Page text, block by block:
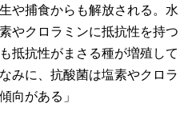
や捕食からも解放される。水
やクロラミンに抵抗性を持つ
抵抗性がまさる種が増殖して
みに、抗酸菌は塩素やクロラ
向がある」